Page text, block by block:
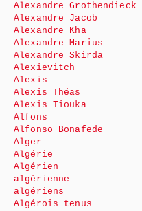
Alexandre Grothendieck
Alexandre Jacob
Alexandre Kha
Alexandre Marius
Alexandre Skirda
Alexievitch
Alexis
Alexis Théas
Alexis Tiouka
Alfons
Alfonso Bonafede
Alger
Algérie
Algérien
algérienne
algériens
Algérois tenus